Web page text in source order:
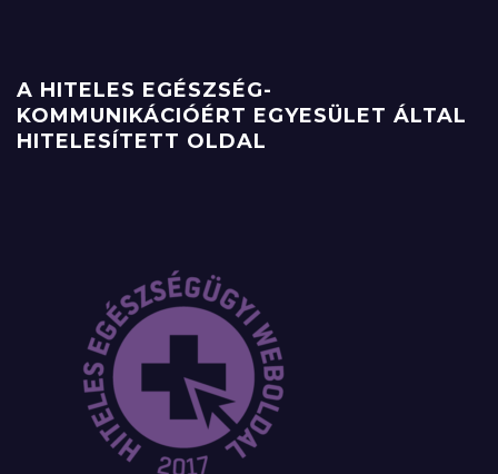
A HITELES EGÉSZSÉG-
KOMMUNIKÁCIÓÉRT EGYESÜLET ÁLTAL
HITELESÍTETT OLDAL